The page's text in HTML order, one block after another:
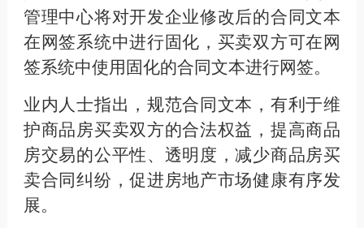
管理中心将对开发企业修改后的合同文本
在网签系统中进行固化，买卖双方可在网
签系统中使用固化的合同文本进行网签。
业内人士指出，规范合同文本，有利于维
护商品房买卖双方的合法权益，提高商品
房交易的公平性、透明度，减少商品房买
卖合同纠纷，促进房地产市场健康有序发
展。